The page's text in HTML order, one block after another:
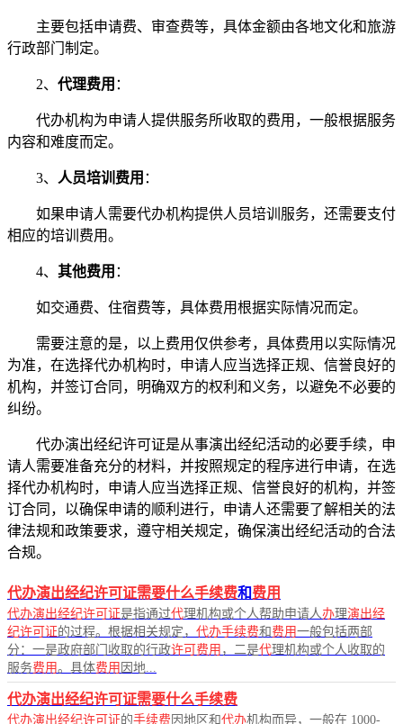
主要包括申请费、审查费等，具体金额由各地文化和旅游
行政部门制定。
2、 代理费用 ：
代办机构为申请人提供服务所收取的费用，一般根据服务
内容和难度而定。
3、 人员培训费用 ：
如果申请人需要代办机构提供人员培训服务，还需要支付
相应的培训费用。
4、 其他费用 ：
如交通费、住宿费等，具体费用根据实际情况而定。
需要注意的是，以上费用仅供参考，具体费用以实际情况
为准，在选择代办机构时，申请人应当选择正规、信誉良好的
机构，并签订合同，明确双方的权利和义务，以避免不必要的
纠纷。
代办演出经纪许可证是从事演出经纪活动的必要手续，申
请人需要准备充分的材料，并按照规定的程序进行申请，在选
择代办机构时，申请人应当选择正规、信誉良好的机构，并签
订合同，以确保申请的顺利进行，申请人还需要了解相关的法
律法规和政策要求，遵守相关规定，确保演出经纪活动的合法
合规。
代办演出经纪许可证需要什么手续费和费用
代办演出经纪许可证是指通过代理机构或个人帮助申请人办理演出经
纪许可证的过程。根据相关规定， 代办手续费和 费用一般包括两部
分：一是政府部门收取的行政许可费用 ，二是代理机构或个人收取的
服务费用。具体费用 因地...
代办演出经纪许可证需要什么手续费
代办演出经纪许可证的手续费 因地区和代办机构而异，一般在 1000-